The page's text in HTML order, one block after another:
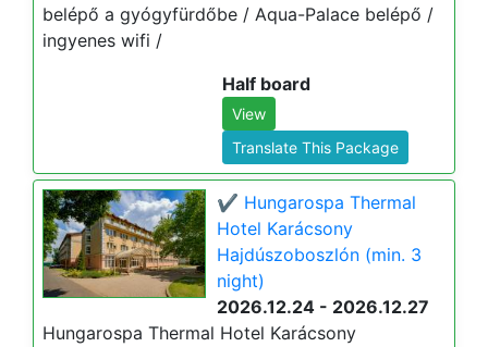
belépő a gyógyfürdőbe / Aqua-Palace belépő /
ingyenes wifi /
Half board
View
Translate This Package
✔️ Hungarospa Thermal
Hotel Karácsony
Hajdúszoboszlón (min. 3
night)
2026.12.24 - 2026.12.27
Hungarospa Thermal Hotel Karácsony